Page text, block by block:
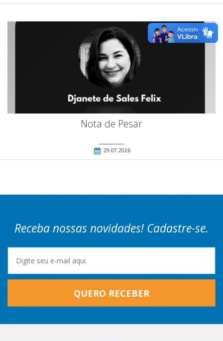
Nota de Pesar
29.07.2026
Receba nossas novidades! Cadastre-se.
QUERO RECEBER